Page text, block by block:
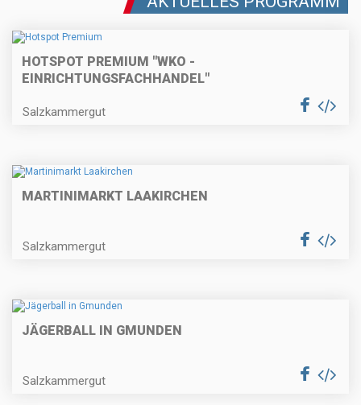
HOTSPOT PREMIUM "WKO -
EINRICHTUNGSFACHHANDEL"
Salzkammergut
MARTINIMARKT LAAKIRCHEN
Salzkammergut
JÄGERBALL IN GMUNDEN
Salzkammergut